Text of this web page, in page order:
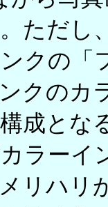
ただし
クの「
クのカ
成とな
ラーイ
リハリ